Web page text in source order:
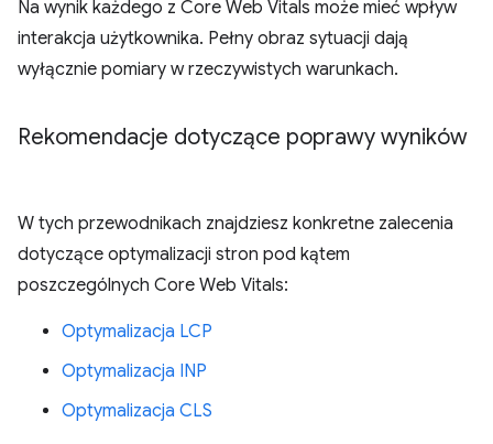
Na wynik każdego z Core Web Vitals może mieć wpływ
interakcja użytkownika. Pełny obraz sytuacji dają
wyłącznie pomiary w rzeczywistych warunkach.
Rekomendacje dotyczące poprawy wyników
W tych przewodnikach znajdziesz konkretne zalecenia
dotyczące optymalizacji stron pod kątem
poszczególnych Core Web Vitals:
Optymalizacja LCP
Optymalizacja INP
Optymalizacja CLS